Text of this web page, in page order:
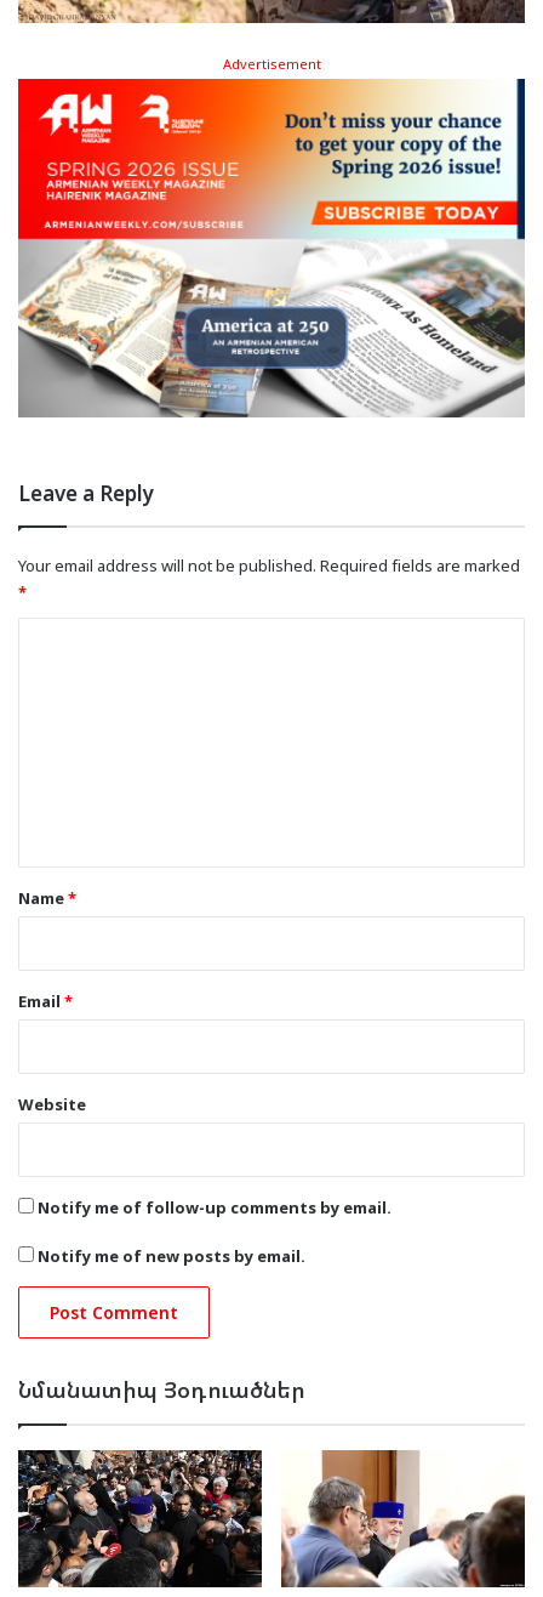
Advertisement
Leave a Reply
Your email address will not be published. Required fields are marked
*
*Name*
Email *
Website
Notify me of follow-up comments by email.
Notify me of new posts by email.
Նմանատիպ Յօդուածներ